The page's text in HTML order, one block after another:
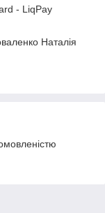
- LiqPay
Наталія